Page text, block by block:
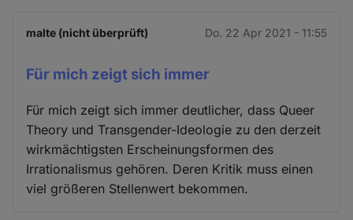
malte (nicht überprüft) Do. 22 Apr 2021 - 11:55
Für mich zeigt sich immer
Für mich zeigt sich immer deutlicher, dass Queer
Theory und Transgender-Ideologie zu den derzeit
wirkmächtigsten Erscheinungsformen des
Irrationalismus gehören. Deren Kritik muss einen
viel größeren Stellenwert bekommen.